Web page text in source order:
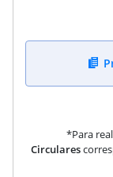
*Para
Circulares